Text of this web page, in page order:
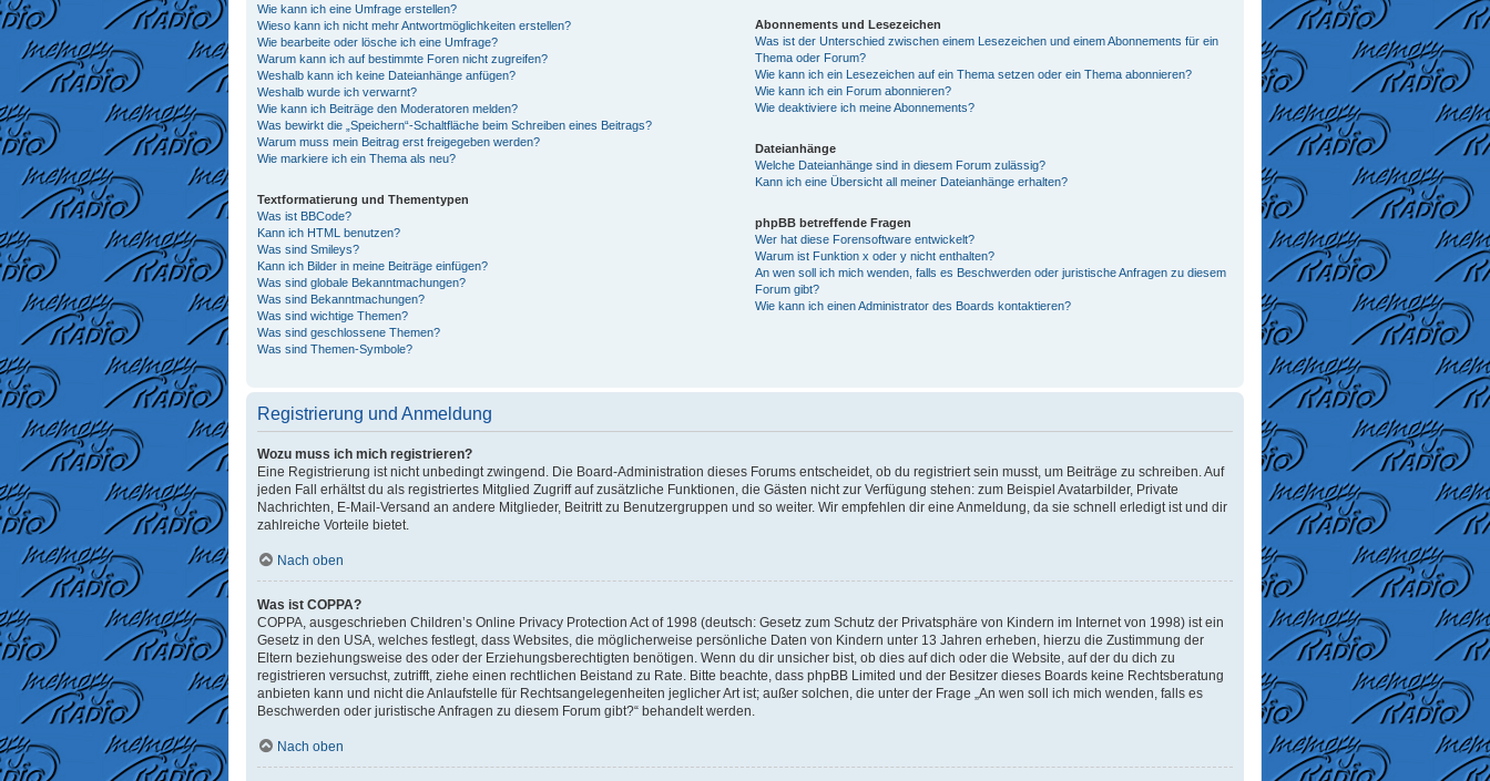
Wie kann ich eine Umfrage erstellen?
Wieso kann ich nicht mehr Antwortmöglichkeiten erstellen?
Wie bearbeite oder lösche ich eine Umfrage?
Warum kann ich auf bestimmte Foren nicht zugreifen?
Weshalb kann ich keine Dateianhänge anfügen?
Weshalb wurde ich verwarnt?
Wie kann ich Beiträge den Moderatoren melden?
Was bewirkt die „Speichern“-Schaltfläche beim Schreiben eines Beitrags?
Warum muss mein Beitrag erst freigegeben werden?
Wie markiere ich ein Thema als neu?
Textformatierung und Thementypen
Was ist BBCode?
Kann ich HTML benutzen?
Was sind Smileys?
Kann ich Bilder in meine Beiträge einfügen?
Was sind globale Bekanntmachungen?
Was sind Bekanntmachungen?
Was sind wichtige Themen?
Was sind geschlossene Themen?
Was sind Themen-Symbole?
Abonnements und Lesezeichen
Was ist der Unterschied zwischen einem Lesezeichen und einem Abonnements für ein
Thema oder Forum?
Wie kann ich ein Lesezeichen auf ein Thema setzen oder ein Thema abonnieren?
Wie kann ich ein Forum abonnieren?
Wie deaktiviere ich meine Abonnements?
Dateianhänge
Welche Dateianhänge sind in diesem Forum zulässig?
Kann ich eine Übersicht all meiner Dateianhänge erhalten?
phpBB betreffende Fragen
Wer hat diese Forensoftware entwickelt?
Warum ist Funktion x oder y nicht enthalten?
An wen soll ich mich wenden, falls es Beschwerden oder juristische Anfragen zu diesem
Forum gibt?
Wie kann ich einen Administrator des Boards kontaktieren?
Registrierung und Anmeldung
Wozu muss ich mich registrieren?
Eine Registrierung ist nicht unbedingt zwingend. Die Board-Administration dieses Forums entscheidet, ob du registriert sein musst, um Beiträge zu schreiben. Auf
jeden Fall erhältst du als registriertes Mitglied Zugriff auf zusätzliche Funktionen, die Gästen nicht zur Verfügung stehen: zum Beispiel Avatarbilder, Private
Nachrichten, E-Mail-Versand an andere Mitglieder, Beitritt zu Benutzergruppen und so weiter. Wir empfehlen dir eine Anmeldung, da sie schnell erledigt ist und dir
zahlreiche Vorteile bietet.
Nach oben
Was ist COPPA?
COPPA, ausgeschrieben Children’s Online Privacy Protection Act of 1998 (deutsch: Gesetz zum Schutz der Privatsphäre von Kindern im Internet von 1998) ist ein
Gesetz in den USA, welches festlegt, dass Websites, die möglicherweise persönliche Daten von Kindern unter 13 Jahren erheben, hierzu die Zustimmung der
Eltern beziehungsweise des oder der Erziehungsberechtigten benötigen. Wenn du dir unsicher bist, ob dies auf dich oder die Website, auf der du dich zu
registrieren versuchst, zutrifft, ziehe einen rechtlichen Beistand zu Rate. Bitte beachte, dass phpBB Limited und der Besitzer dieses Boards keine Rechtsberatung
anbieten kann und nicht die Anlaufstelle für Rechtsangelegenheiten jeglicher Art ist; außer solchen, die unter der Frage „An wen soll ich mich wenden, falls es
Beschwerden oder juristische Anfragen zu diesem Forum gibt?“ behandelt werden.
Nach oben